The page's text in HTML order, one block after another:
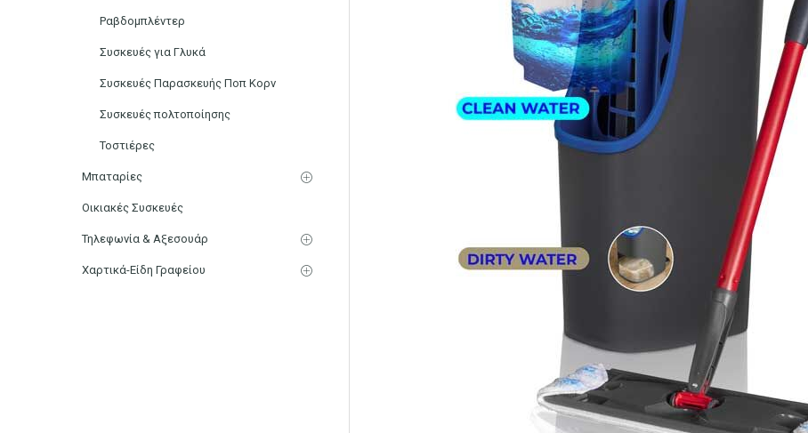
Ραβδομπλέντερ
Συσκευές για Γλυκά
Συσκευές Παρασκευής Ποπ Κορν
Συσκευές πολτοποίησης
Τοστιέρες
Μπαταρίες
Οικιακές Συσκευές
Τηλεφωνία & Αξεσουάρ
Χαρτικά-Είδη Γραφείου